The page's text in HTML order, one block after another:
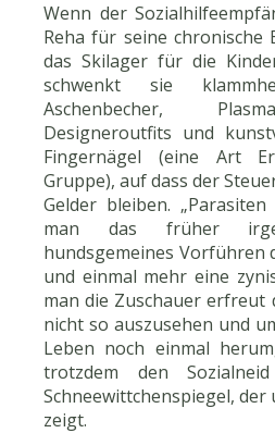
Wenn der
Reha für seine chronische
das Skilager für die
schwenkt sie
Aschenbecher,
Designeroutfits und
Fingernägel (eine Art
Gruppe), auf dass der
Gelder bleiben.
man das früher
hundsgemeines Vorführen
und einmal mehr eine
man die Zuschauer
nicht so auszusehen und
Leben noch einmal
trotzdem den
Schneewittchenspiegel, der
zeigt.